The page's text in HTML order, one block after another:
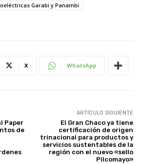
Garabi y Panambi
X WhatsApp
Paper
de
ARTÍCULO SIGUIENTE
El Gran Chaco ya tiene
certificación de origen
trinacional para productos y
servicios sustentables de la
región con el nuevo «sello
Pilcomayo»